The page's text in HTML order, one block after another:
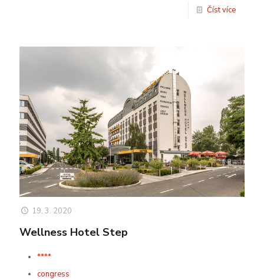
Číst více
19. 3. 2020
Wellness Hotel Step
****
congress